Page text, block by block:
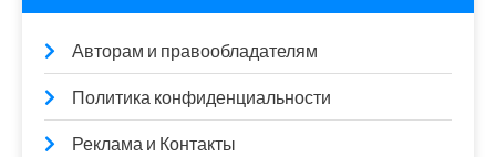
Авторам и правообладателям
Политика конфиденциальности
Реклама и Контакты